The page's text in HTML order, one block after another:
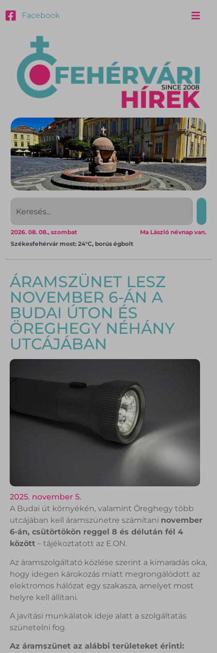
Facebook
Ma László névnap van.
2026. 08. 08., szombat
Székesfehérvár most: 24°C, borús égbolt
ÁRAMSZÜNET LESZ
NOVEMBER 6-ÁN A
BUDAI ÚTON ÉS
ÖREGHEGY NÉHÁNY
UTCÁJÁBAN
2025. november 5.
A Budai út környékén, valamint Öreghegy több
utcájában kell áramszünetre számítani november
6-án, csütörtökön reggel 8 és délután fél 4
között – tájékoztatott az E.ON.
Az áramszolgáltató közlése szerint a kimaradás oka,
hogy idegen károkozás miatt megrongálódott az
elektromos hálózat egy szakasza, amelyet most
helyre kell állítani.
A javítási munkálatok ideje alatt a szolgáltatás
szünetelni fog.
Az áramszünet az alábbi területeket érinti: